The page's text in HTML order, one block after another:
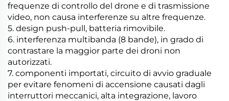
frequenze di controllo del drone e di trasmissione
video, non causa interferenze su altre frequenze.
5. design push-pull, batteria rimovibile.
6. interferenza multibanda (8 bande), in grado di
contrastare la maggior parte dei droni non
autorizzati.
7. componenti importati, circuito di avvio graduale
per evitare fenomeni di accensione causati dagli
interruttori meccanici, alta integrazione, lavoro